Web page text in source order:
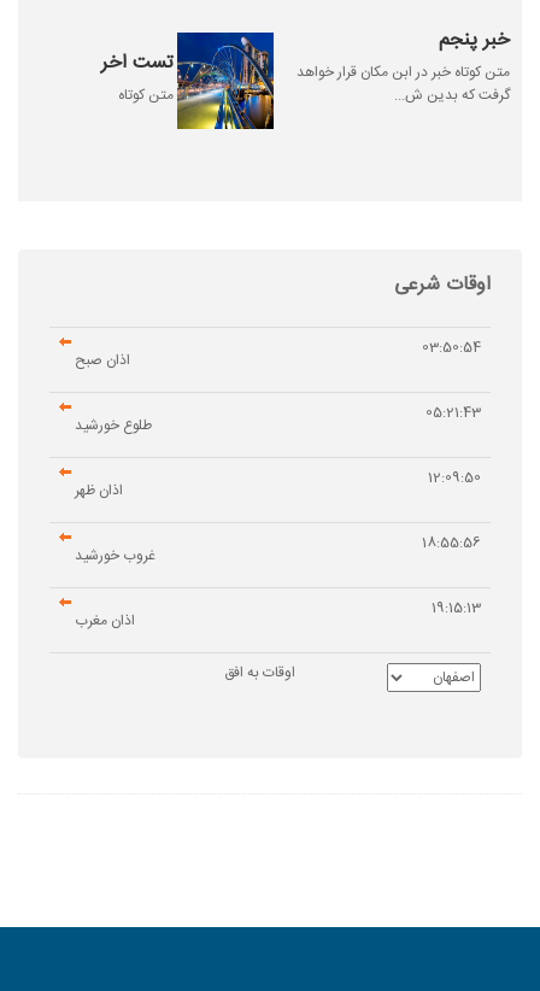
خبر پنجم
متن کوتاه خبر در ابن مکان قرار خواهد
گرفت که بدین ش...
تست اخر
متن کوتاه
اوقات شرعی
03:50:54
اذان صبح
05:21:43
طلوع خورشید
12:09:50
اذان ظهر
18:55:56
غروب خورشید
19:15:13
اذان مغرب
اوقات به افق